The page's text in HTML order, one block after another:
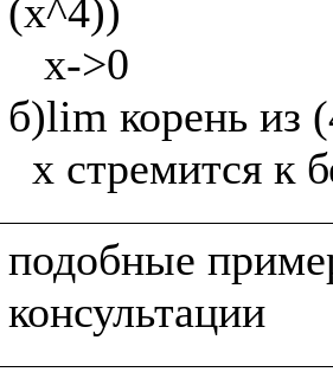
(х^4))
б)lim корень из
подобные